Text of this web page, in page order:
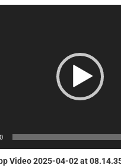
Video 2025-04-02 at